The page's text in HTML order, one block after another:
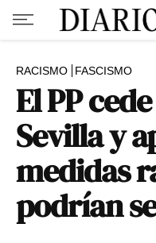
RACISMO FASCISMO
El PP
Sevilla y
medidas
podrían